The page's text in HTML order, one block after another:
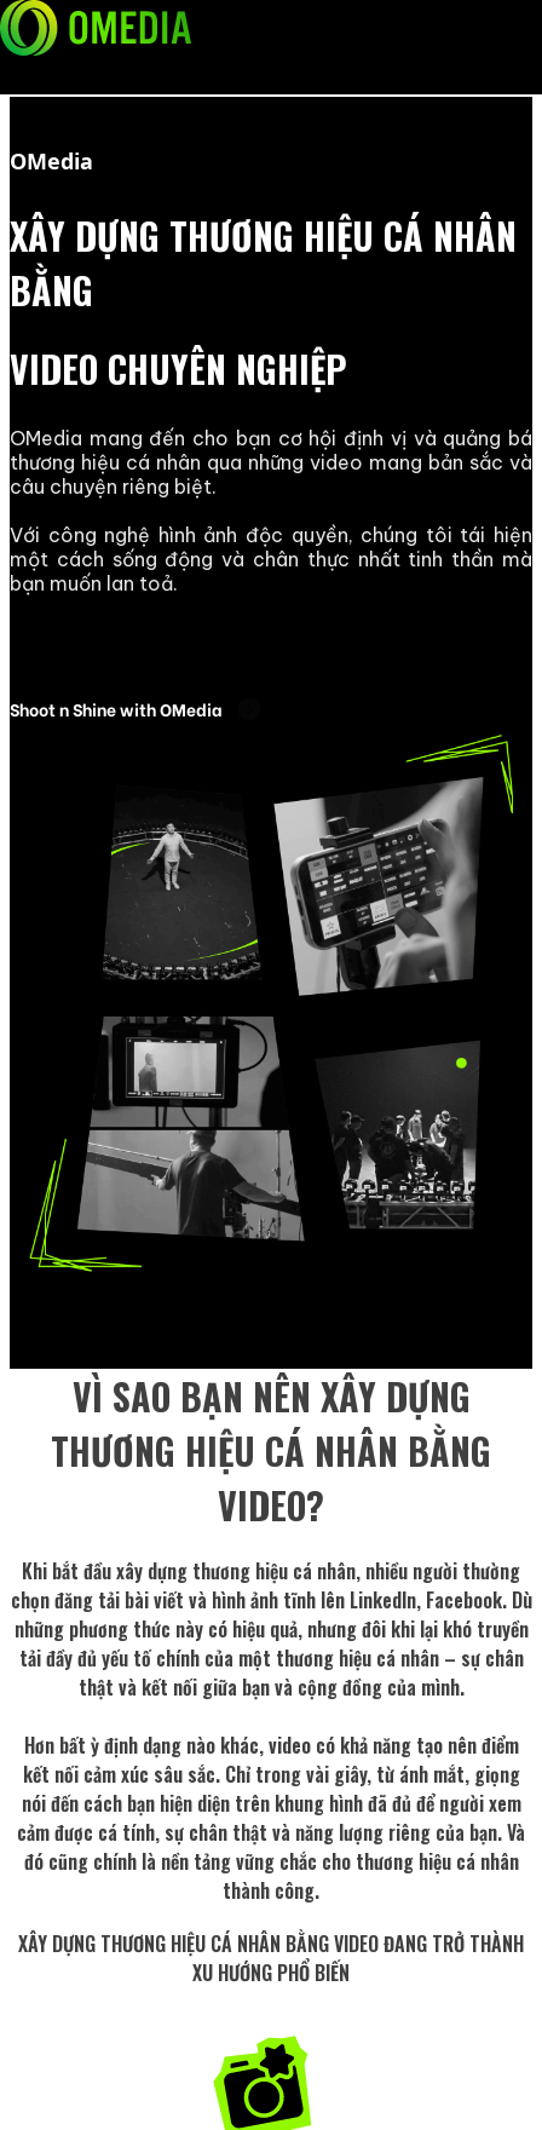
OMedia
XÂY DỰNG THƯƠNG HIỆU CÁ NHÂN
BẰNG
VIDEO CHUYÊN NGHIỆP
OMedia mang đến cho bạn cơ hội định vị và quảng bá
thương hiệu cá nhân qua những video mang bản sắc và
câu chuyện riêng biệt.
Với công nghệ hình ảnh độc quyền, chúng tôi tái hiện
một cách sống động và chân thực nhất tinh thần mà
bạn muốn lan toả.
Shoot n Shine with OMedia
VÌ SAO BẠN NÊN XÂY DỰNG
THƯƠNG HIỆU CÁ NHÂN BẰNG
VIDEO?
Khi bắt đầu xây dựng thương hiệu cá nhân, nhiều người thường
chọn đăng tải bài viết và hình ảnh tĩnh lên LinkedIn, Facebook. Dù
những phương thức này có hiệu quả, nhưng đôi khi lại khó truyền
tải đầy đủ yếu tố chính của một thương hiệu cá nhân – sự chân
thật và kết nối giữa bạn và cộng đồng của mình.
Hơn bất ỳ định dạng nào khác, video có khả năng tạo nên điểm
kết nối cảm xúc sâu sắc. Chỉ trong vài giây, từ ánh mắt, giọng
nói đến cách bạn hiện diện trên khung hình đã đủ để người xem
cảm được cá tính, sự chân thật và năng lượng riêng của bạn. Và
đó cũng chính là nền tảng vững chắc cho thương hiệu cá nhân
thành công.
XÂY DỰNG THƯƠNG HIỆU CÁ NHÂN BẰNG VIDEO ĐANG TRỞ THÀNH
XU HƯỚNG PHỔ BIẾN